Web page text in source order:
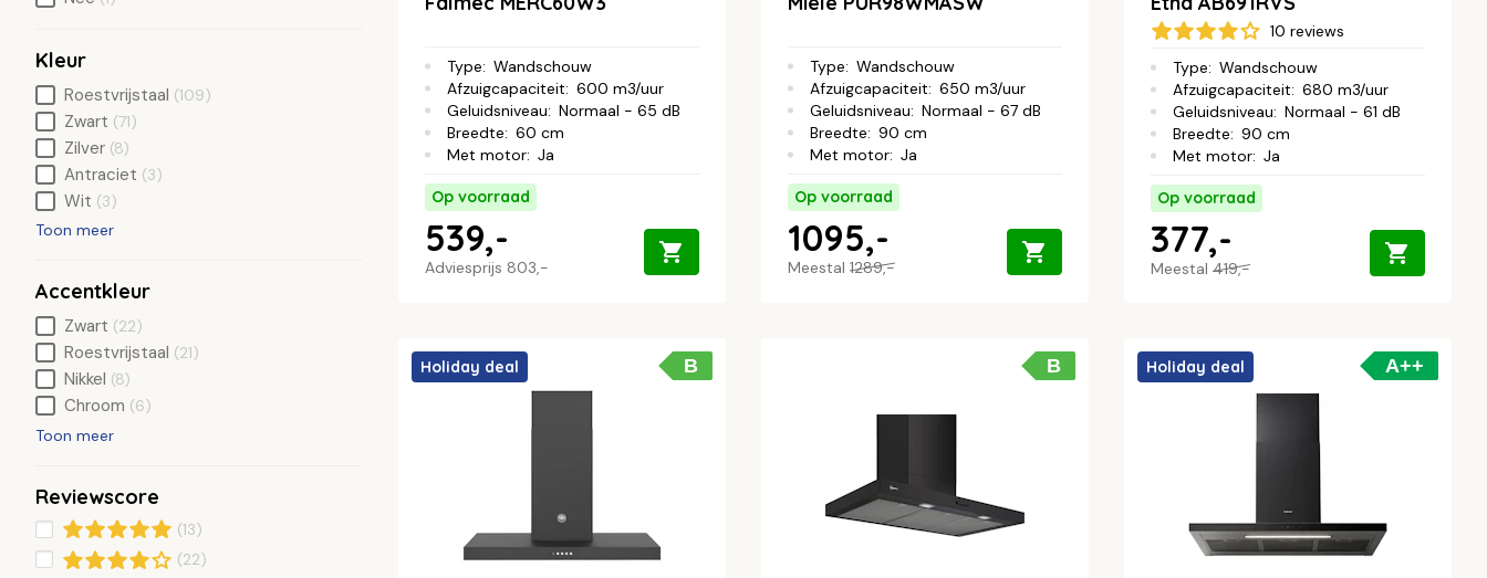
Type: Wandschouw
Afzuigcapaciteit: 600 m3/uur
Geluidsniveau: Normaal - 65 dB
Breedte: 60 cm
Met motor: Ja
Op voorraad
Adviesprijs 803,-
539,-
Type: Wandschouw
Afzuigcapaciteit: 650 m3/uur
Geluidsniveau: Normaal - 67 dB
Breedte: 90 cm
Met motor: Ja
Op voorraad
Meestal 1289,-
1095,-
10 reviews
Type: Wandschouw
Afzuigcapaciteit: 680 m3/uur
Geluidsniveau: Normaal - 61 dB
Breedte: 90 cm
Met motor: Ja
Op voorraad
Meestal 419,-
377,-
B
Holiday deal B A++
Holiday deal
Kleur
Roestvrijstaal (109)
Zwart (71)
Zilver (8)
Antraciet (3)
Wit (3)
Toon meer
Accentkleur
Zwart (22)
Roestvrijstaal (21)
Nikkel (8)
Chroom (6)
Toon meer
Reviewscore
(13)
(22)